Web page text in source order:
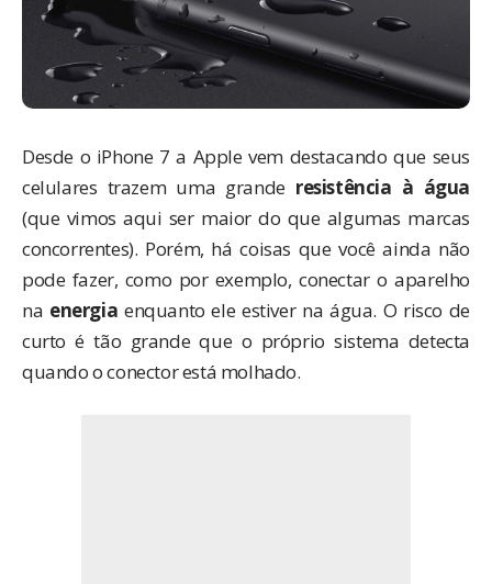
Desde o iPhone 7 a Apple vem destacando que seus
celulares trazem uma grande resistência à água
(que vimos aqui ser maior do que algumas marcas
concorrentes). Porém, há coisas que você ainda não
pode fazer, como por exemplo, conectar o aparelho
na energia enquanto ele estiver na água. O risco de
curto é tão grande que o próprio sistema detecta
quando o conector está molhado.